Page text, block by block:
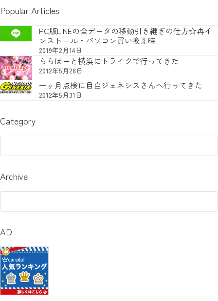
Popular Articles
PC版LINEの全データの移動引き継ぎの仕方☆再イ
ンストール・パソコン買い換え時
2019年2月14日
ららぽーと横浜にトライクで行ってきた
2012年5月28日
一ヶ月点検に目白ジェネシスさんへ行ってきた
2012年5月31日
Category
Archive
AD